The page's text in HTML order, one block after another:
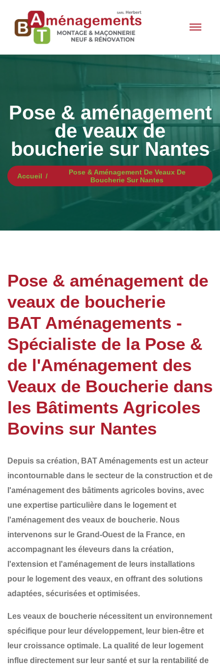
Pose & aménagement
de veaux de
boucherie sur Nantes
Accueil
Pose & Aménagement De Veaux De
Boucherie Sur Nantes
Pose & aménagement de
veaux de boucherie
BAT Aménagements -
Spécialiste de la Pose &
de l'Aménagement des
Veaux de Boucherie dans
les Bâtiments Agricoles
Bovins sur Nantes
Depuis sa création, BAT Aménagements est un acteur
incontournable dans le secteur de la construction et de
l'aménagement des bâtiments agricoles bovins, avec
une expertise particulière dans le logement et
l'aménagement des veaux de boucherie. Nous
intervenons sur le Grand-Ouest de la France, en
accompagnant les éleveurs dans la création,
l'extension et l'aménagement de leurs installations
pour le logement des veaux, en offrant des solutions
adaptées, sécurisées et optimisées.
Les veaux de boucherie nécessitent un environnement
spécifique pour leur développement, leur bien-être et
leur croissance optimale. La qualité de leur logement
influe directement sur leur santé et sur la rentabilité de